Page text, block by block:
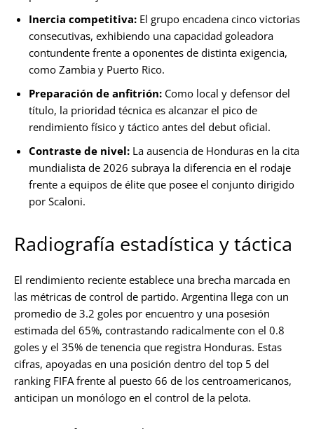
Inercia competitiva: El grupo encadena cinco victorias
consecutivas, exhibiendo una capacidad goleadora
contundente frente a oponentes de distinta exigencia,
como Zambia y Puerto Rico.
Preparación de anfitrión: Como local y defensor del
título, la prioridad técnica es alcanzar el pico de
rendimiento físico y táctico antes del debut oficial.
Contraste de nivel: La ausencia de Honduras en la cita
mundialista de 2026 subraya la diferencia en el rodaje
frente a equipos de élite que posee el conjunto dirigido
por Scaloni.
Radiografía estadística y táctica
El rendimiento reciente establece una brecha marcada en
las métricas de control de partido. Argentina llega con un
promedio de 3.2 goles por encuentro y una posesión
estimada del 65%, contrastando radicalmente con el 0.8
goles y el 35% de tenencia que registra Honduras. Estas
cifras, apoyadas en una posición dentro del top 5 del
ranking FIFA frente al puesto 66 de los centroamericanos,
anticipan un monólogo en el control de la pelota.